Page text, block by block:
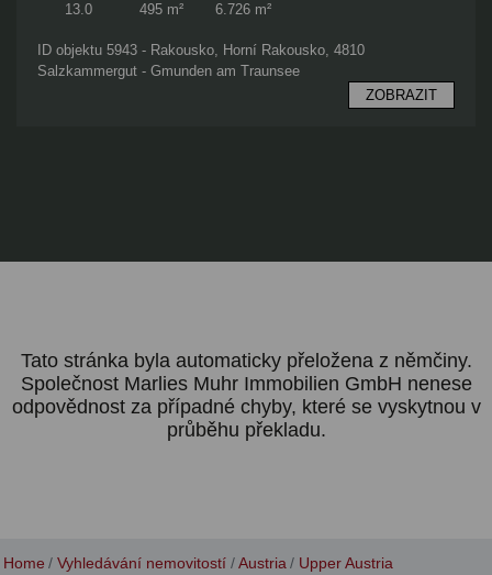
13.0
495 m²
6.726 m²
ID objektu 5943 - Rakousko, Horní Rakousko, 4810
Salzkammergut - Gmunden am Traunsee
ZOBRAZIT
Tato stránka byla automaticky přeložena z němčiny.
Společnost Marlies Muhr Immobilien GmbH nenese
odpovědnost za případné chyby, které se vyskytnou v
průběhu překladu.
Home Vyhledávání nemovitostí Austria
Upper Austria